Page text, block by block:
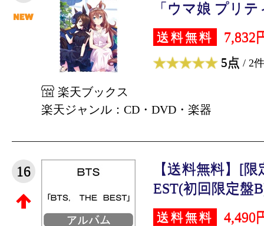
「ウマ娘 プリ
送料無料 7,832
5点 / 2件
楽天ブックス
楽天ジャンル：CD・DVD・楽器
16
【送料無料】[
EST(初回限定盤
送料無料 4,490